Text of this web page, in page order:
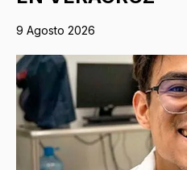
9 Agosto 2026